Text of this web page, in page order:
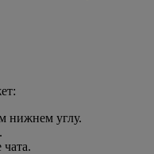
нижнем углу.